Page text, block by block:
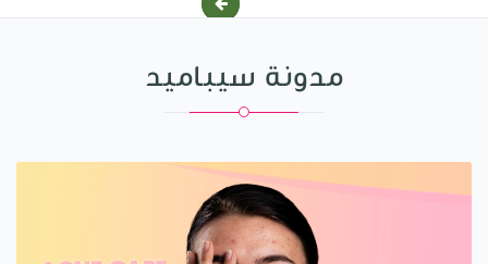
مدونة سيباميد